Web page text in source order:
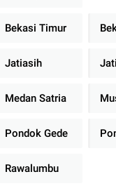
Bekasi Timur
Jatiasih
Medan Satria
Pondok Gede
Rawalumbu